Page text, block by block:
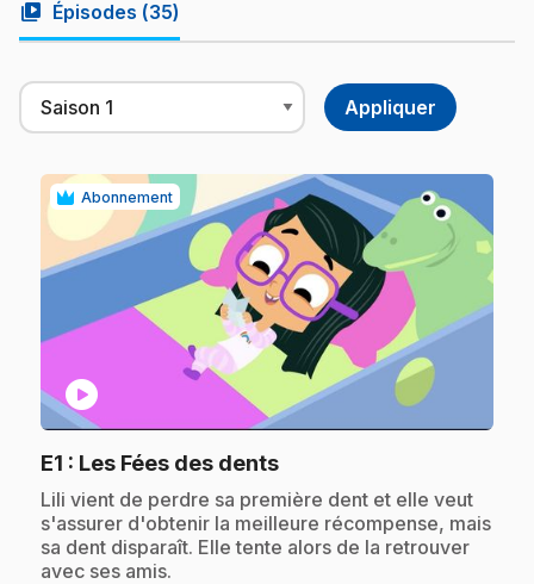
video_library Épisodes (35)
Abonnement
play_circle
E1 : Les Fées des dents.
.Lili vient de perdre sa première dent et elle veut
s'assurer d'obtenir la meilleure récompense, mais
sa dent disparaît. Elle tente alors de la retrouver
avec ses amis.